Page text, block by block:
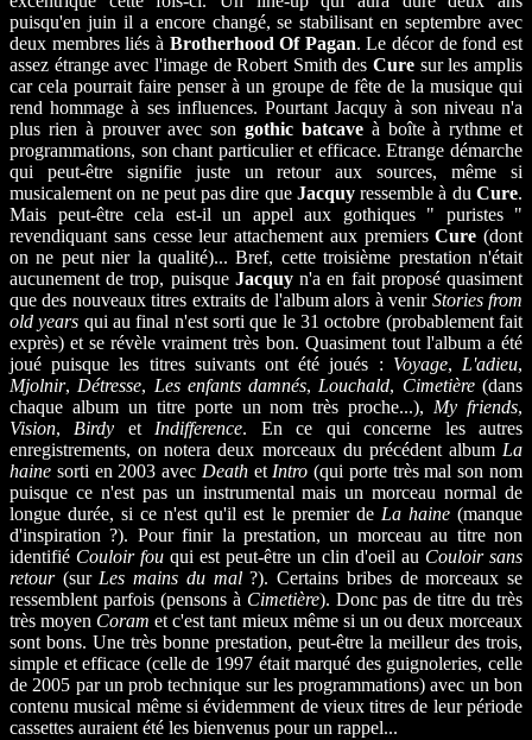
puisqu'en juin il a encore changé, se stabilisant en septembre avec
deux membres liés à Brotherhood Of Pagan. Le décor de fond est
assez étrange avec l'image de Robert Smith desCure sur les amplis
car cela pourrait faire penser à un groupe de fête de la musique qui
rend hommage à ses influences. Pourtant Jacquy à son niveau n'a
plus rien à prouver avec son gothic batcaveà boîte à rythme et
programmations, son chant particulier et efficace. Etrange démarche
qui peut-être signifie juste un retour aux sources, même si
musicalement on ne peut pas dire que Jacquyressemble à duCure.
Mais peut-être cela est-il un appel aux gothiques " puristes "
revendiquant sans cesse leur attachement aux premiersCure (dont
on ne peut nier la qualité)... Bref, cette troisième prestation n'était
aucunement de trop, puisque Jacquyn'a en fait proposé quasiment
que des nouveaux titres extraits de l'album alors à venir Stories from
old years qui au final n'est sorti que le 31 octobre (probablement fait
exprès) et se révèle vraiment très bon. Quasiment tout l'album a été
joué puisque les titres suivants ont été joués : Voyage,L'adieu,
Mjolnir,Détresse, Les enfants damnés,Louchald, Cimetière(dans
chaque album un titre porte un nom très proche...),My friends,
Vision,Birdy etIndifference. En ce qui concerne les autres
enregistrements, on notera deux morceaux du précédent album La
haine sorti en 2003 avec DeathetIntro (qui porte très mal son nom
puisque ce n'est pas un instrumental mais un morceau normal de
longue durée, si ce n'est qu'il est le premier de La haine(manque
d'inspiration ?). Pour finir la prestation, un morceau au titre non
identifié Couloir fou qui est peut-être un clin d'oeil au Couloir sans
retour(surLes mains du mal?). Certains bribes de morceaux se
ressemblent parfois (pensons à Cimetière). Donc pas de titre du très
très moyen Coram et c'est tant mieux même si un ou deux morceaux
sont bons. Une très bonne prestation, peut-être la meilleur des trois,
simple et efficace (celle de 1997 était marqué des guignoleries, celle
de 2005 par un prob technique sur les programmations) avec un bon
contenu musical même si évidemment de vieux titres de leur période
cassettes auraient été les bienvenus pour un rappel...